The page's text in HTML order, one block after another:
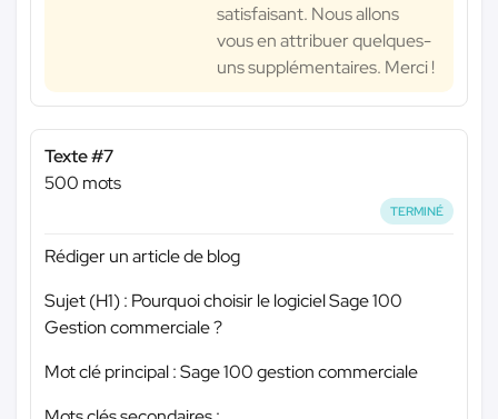
satisfaisant. Nous allons
vous en attribuer quelques-
uns supplémentaires. Merci !
Texte #7
500 mots
TERMINÉ
Rédiger un article de blog
Sujet (H1) : Pourquoi choisir le logiciel Sage 100
Gestion commerciale ?
Mot clé principal : Sage 100 gestion commerciale